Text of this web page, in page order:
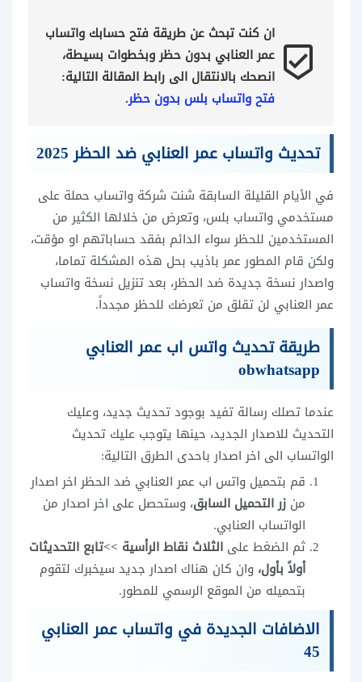
beenhere انصحك بالانتقال الى رابط المقالة التالية:
فتح واتساب بلس بدون حظر.
تحديث واتساب عمر العنابي ضد الحظر 2025
في الأيام القليلة السابقة شنت شركة واتساب حملة على
مستخدمي واتساب بلس، وتعرض من خلالها الكثير من
المستخدمين للحظر سواء الدائم بفقد حساباتهم او مؤقت،
ولكن قام المطور عمر باذيب بحل هذه المشكلة تماما،
واصدار نسخة جديدة ضد الحظر، بعد تنزيل نسخة واتساب
عمر العنابي لن تقلق من تعرضك للحظر مجدداً.
طريقة تحديث واتس اب عمر العنابي
obwhatsapp
عندما تصلك رسالة تفيد بوجود تحديث جديد، وعليك
التحديث للاصدار الجديد، حينها يتوجب عليك تحديث
الواتساب الى اخر اصدار باحدى الطرق التالية:
قم بتحميل واتس اب عمر العنابي ضد الحظر اخر اصدار
من زر التحميل السابق، وستحصل على اخر اصدار من
الواتساب العنابي.
ثم الضغط على الثلاث نقاط الرأسية >>تابع التحديثات
أولاً بأول، وان كان هناك اصدار جديد سيخبرك لتقوم
بتحميله من الموقع الرسمي للمطور.
الاضافات الجديدة في واتساب عمر العنابي
45